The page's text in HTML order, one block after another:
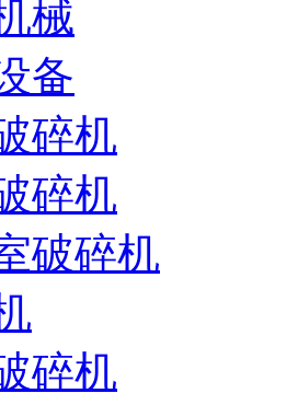
械
备
碎机
碎机
破碎机
碎机